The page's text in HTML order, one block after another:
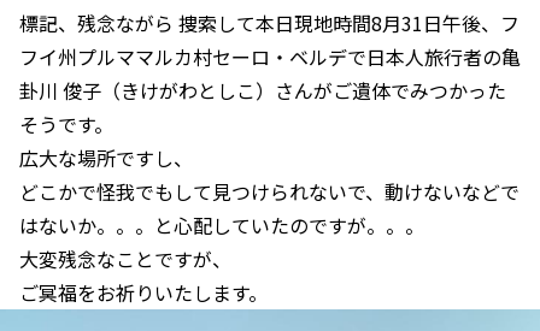
標記、残念ながら 捜索して本日現地時間8月31日午後、フ
フイ州プルママルカ村セーロ・ベルデで日本人旅行者の亀
卦川 俊子（きけがわとしこ）さんがご遺体でみつかった
そうです。
広大な場所ですし、
どこかで怪我でもして見つけられないで、動けないなどで
はないか。。。と心配していたのですが。。。
大変残念なことですが、
ご冥福をお祈りいたします。